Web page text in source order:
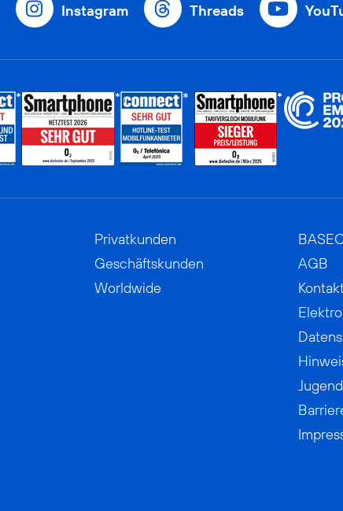
Instagram Threads
Privatkunden
Geschäftskunden
Worldwide
AGB